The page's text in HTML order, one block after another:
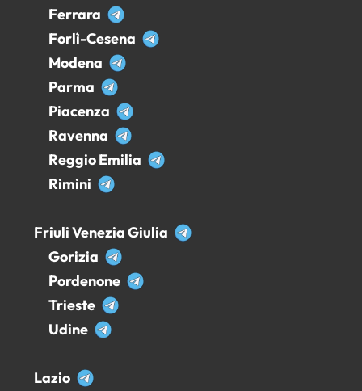
Ferrara
Forlì-Cesena
Modena
Parma
Piacenza
Ravenna
Reggio Emilia
Rimini
Friuli Venezia Giulia
Gorizia
Pordenone
Trieste
Udine
Lazio